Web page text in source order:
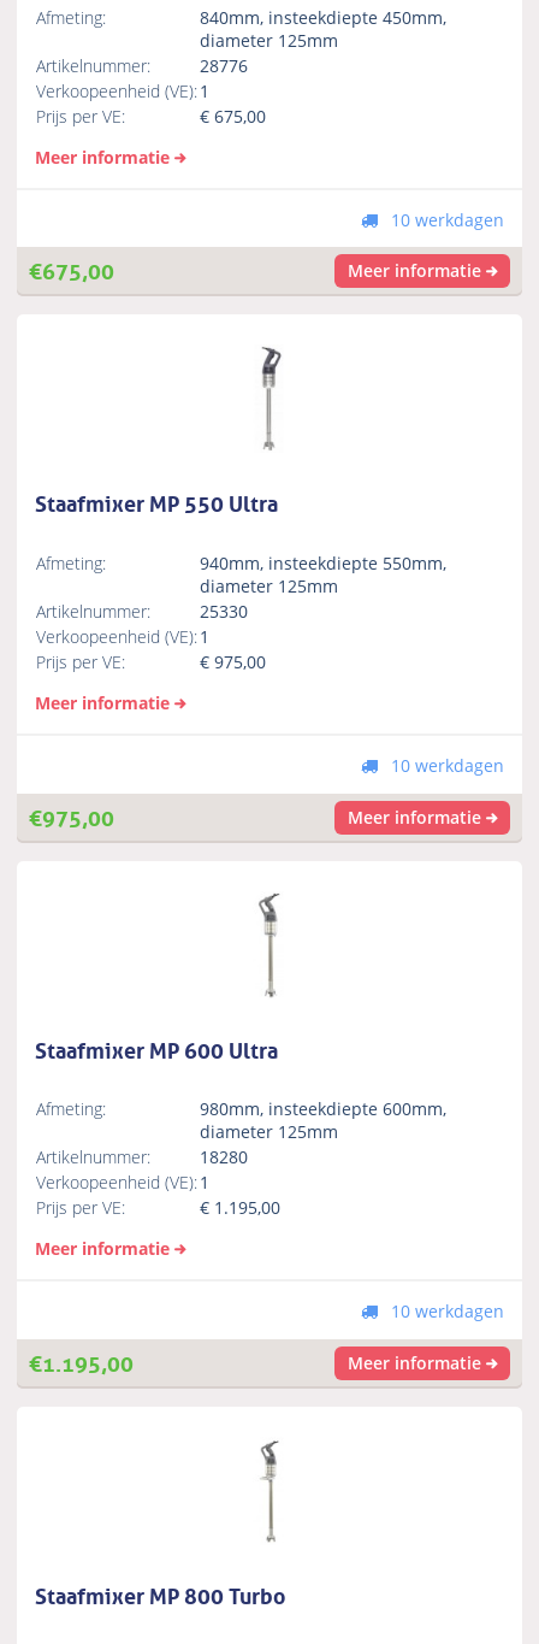
Afmeting:
840mm, insteekdiepte 450mm,
diameter 125mm
Artikelnummer:
28776
Verkoopeenheid (VE):1
Prijs per VE:
€675,00
Meer informatie
10 werkdagen
€675,00 Meer informatie
Staafmixer MP 550 Ultra
Afmeting:
940mm, insteekdiepte 550mm,
diameter 125mm
Artikelnummer:
25330
Verkoopeenheid (VE):1
Prijs per VE:
€975,00
Meer informatie
10 werkdagen
€975,00 Meer informatie
Staafmixer MP 600 Ultra
Afmeting:
980mm, insteekdiepte 600mm,
diameter 125mm
Artikelnummer:
18280
Verkoopeenheid (VE):1
Prijs per VE:
€ 1.195,00
Meer informatie
10 werkdagen
€1.195,00 Meer informatie
Staafmixer MP 800 Turbo